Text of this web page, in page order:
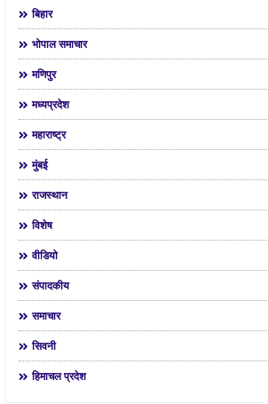
बिहार
भोपाल समाचार
मणिपुर
मध्यप्रदेश
महाराष्ट्र
मुंबई
राजस्थान
विशेष
वीडियो
संपादकीय
समाचार
सिवनी
हिमाचल प्रदेश